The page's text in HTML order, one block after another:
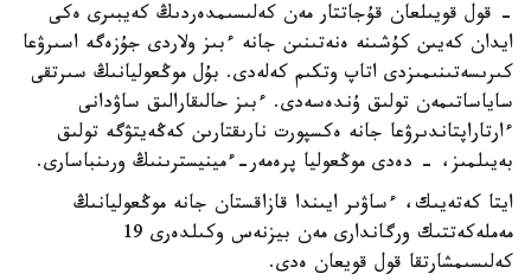
- قول قويىلعان قۇجاتتار مەن كەلىسىمدەردىڭ كەيبىرى ەكى
ايدان كەيىن كۇشىنە ەنەتىنىن جانە ءبىز ولاردى جۇزەگە اسىرۋعا
كىرىسەتىنىمىزدى اتاپ وتكىم كەلەدى. بۇل موڭعوليانىڭ سىرتقى
ساياساتىمەن تولىق ۇندەسەدى. ءبىز حالىقارالىق ساۋدانى
ءارتاراپتاندىرۋعا جانە ەكسپورت نارىقتارىن كەڭەيتۋگە تولىق
بەيىلمىز، - دەدى موڭعوليا پرەمەر-ءمينيسترىنىڭ ورىنباسارى.
ايتا كەتەيىك، ءساۋىر ايىندا قازاقستان جانە موڭعوليانىڭ
مەملەكەتتىك ورگاندارى مەن بيزنەس وكىلدەرى 19
كەلىسىمشارتقا قول قويعان ەدى.